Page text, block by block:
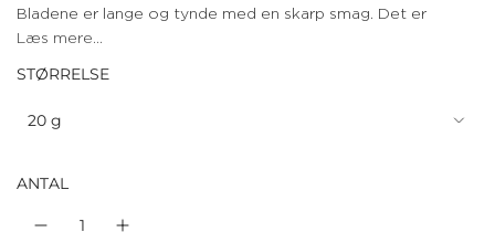
Bladene er lange og tynde med en skarp smag. Det er
Læs mere...
STØRRELSE
20 g
ANTAL